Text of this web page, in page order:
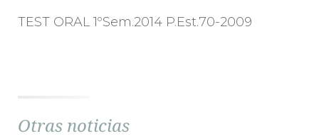
TEST ORAL 1ºSem.2014 P.Est.70-2009
Otras noticias